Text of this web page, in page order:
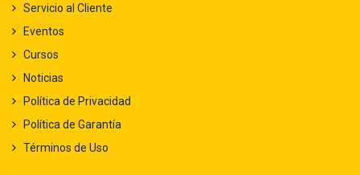
Servicio al Cliente
Eventos
Cursos
Noticias
Política de Privacidad
Política de Garantía
Términos de Uso